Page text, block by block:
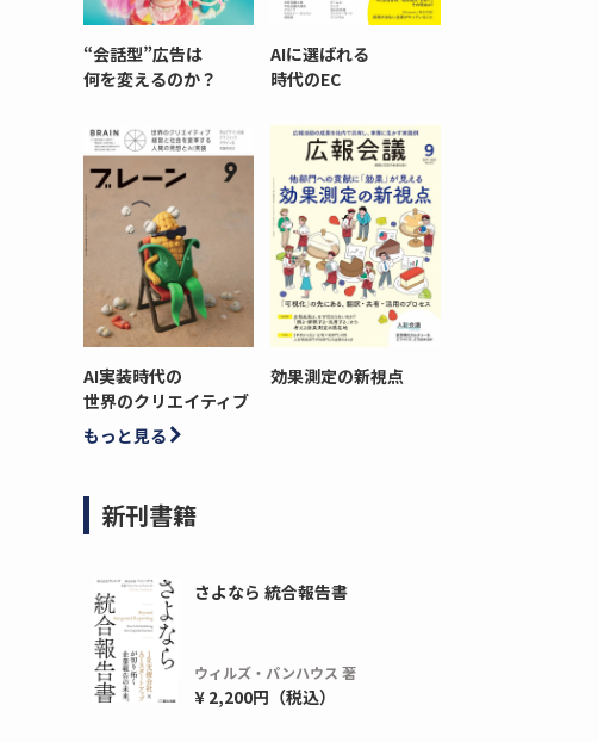
“会話型”広告は
何を変えるのか？
AIに選ばれる
時代のEC
AI実装時代の
世界のクリエイティブ
効果測定の新視点
もっと見る
新刊書籍
さよなら 統合報告書
ウィルズ・パンハウス 著
¥ 2,200円（税込）